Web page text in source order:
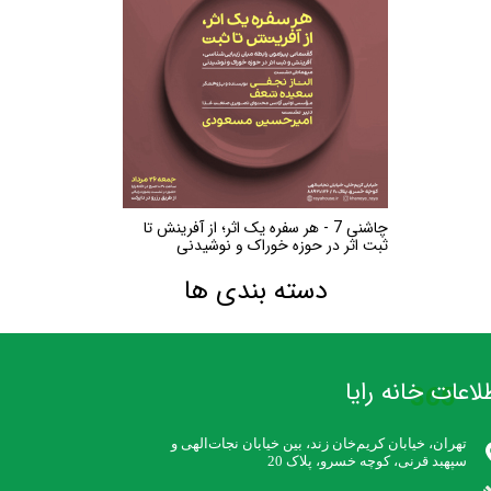
چاشنی 7 - هر سفره یک اثر؛ از آفرینش تا
ثبت اثر در حوزه خوراک و نوشیدنی
دسته بندی ها
خانه رایا
تهران، خیابان کریم‌خان زند،‌ بین خیابان نجات‌الهی و
365